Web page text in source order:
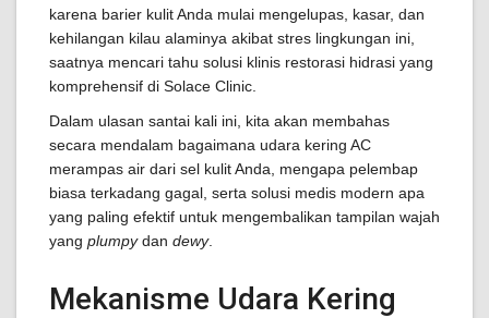
karena barier kulit Anda mulai mengelupas, kasar, dan
kehilangan kilau alaminya akibat stres lingkungan ini,
saatnya mencari tahu solusi klinis restorasi hidrasi yang
komprehensif di Solace Clinic.
Dalam ulasan santai kali ini, kita akan membahas
secara mendalam bagaimana udara kering AC
merampas air dari sel kulit Anda, mengapa pelembap
biasa terkadang gagal, serta solusi medis modern apa
yang paling efektif untuk mengembalikan tampilan wajah
yang plumpydan dewy.
Mekanisme Udara Kering